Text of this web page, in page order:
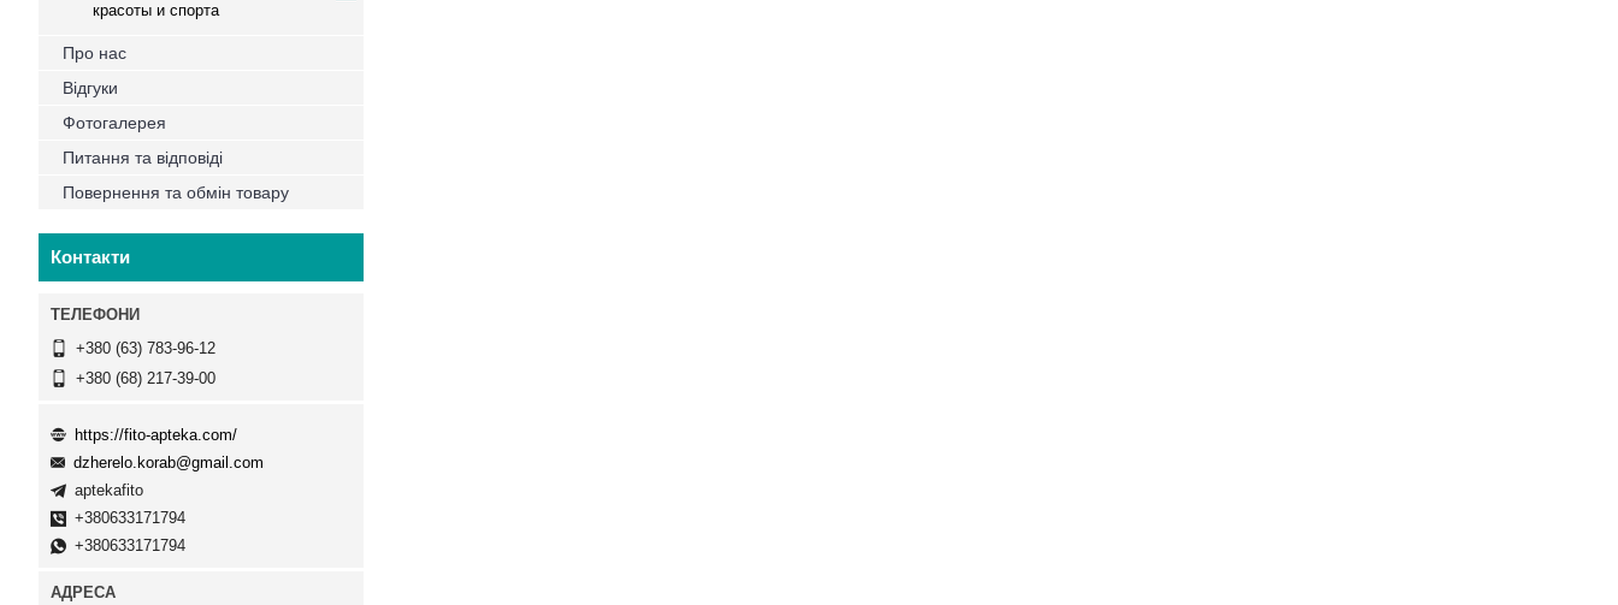
красоты и спорта
Про нас
Відгуки
Фотогалерея
Питання та відповіді
Повернення та обмін товару
Контакти
+380 (63) 783-96-12
+380 (68) 217-39-00
https://fito-apteka.com/
dzherelo.korab@gmail.com
aptekafito
+380633171794
+380633171794